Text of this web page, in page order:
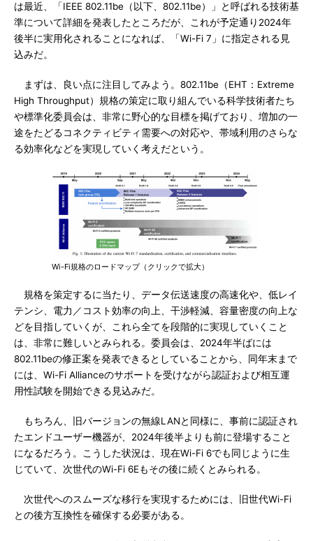
は最近、「IEEE 802.11be（以下、802.11be）」と呼ばれる技術基
準について詳細を発表したところだが、これが予定通り2024年
後半に実用化されることになれば、「Wi-Fi 7」に指定される見
込みだ。
まずは、良い点に注目してみよう。802.11be（EHT：Extreme
High Throughput）規格の策定に取り組んでいる科学技術者たち
や標準化委員会は、非常に野心的な目標を掲げており、増加の一
途をたどるコネクティビティ需要への対応や、帯域利用のさらな
る効率化などを実現していく考えだという。
Wi-Fi規格のロードマップ（クリックで拡大）
規格を策定するに当たり、データ伝送速度の高速化や、低レイ
テンシ、電力／コスト効率の向上、干渉軽減、容量密度の向上な
どを目指していくが、これら全てを段階的に実現していくこと
は、非常に難しいとみられる。委員会は、2024年半ばには
802.11beの修正案を発表できるとしていることから、同年末まで
には、Wi-Fi Allianceのサポートを受けながら認証および相互運
用性試験を開始できる見込みだ。
もちろん、旧バージョンの無線LANと同様に、事前に認証され
たエンドユーザー機器が、2024年後半よりも前に登場すること
になるだろう。こうした状況は、現在Wi-Fi 6でも同じように生
じていて、次世代のWi-Fi 6Eもその後に続くとみられる。
次世代へのスムーズな移行を実現するためには、旧世代Wi-Fi
との後方互換性を確保する必要がある。